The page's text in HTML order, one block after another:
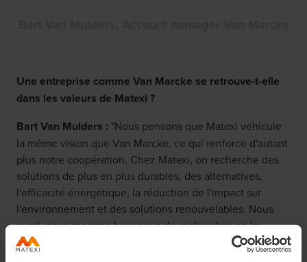
Une entreprise comme Van Marcke se retrouve-t-elle
dans les valeurs de Matexi ?
Bart Van Mulders : "Nous pensons que Matexi véhicule
la même vision que Van Marcke, ce qui renforce d'autant
plus notre coopération. Chez Matexi, on recherche des
solutions de plus en plus durables, des alternatives,
l'efficacité énergétique, la réduction de l'impact sur
l'environnement et des solutions renouvelables. Nous
aussi, nous menons beaucoup de recherches en la
matière. Un exemple : l'utilisation efficace des pompes à
chaleur et des réseaux de chaleur – ce qui consiste à